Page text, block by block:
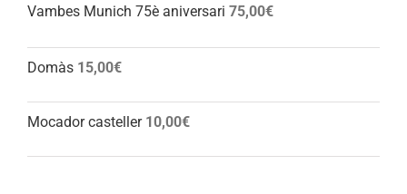
Vambes Munich 75è aniversari 75,00€
Domàs 15,00€
Mocador casteller 10,00€